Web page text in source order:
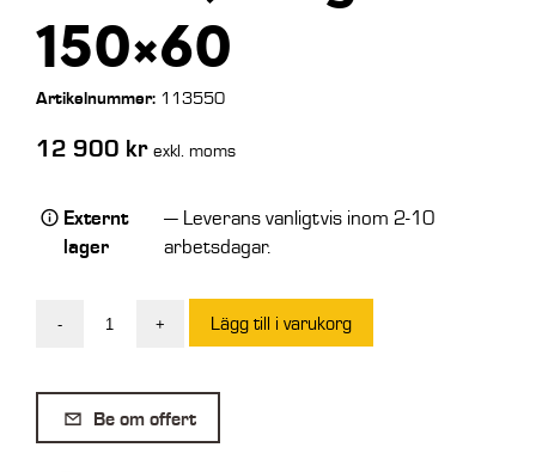
150×60
Artikelnummer:113550
12 900 kr exkl. moms
Externt
lager
— Leverans vanligtvis inom 2-10
arbetsdagar.
-
Förlängningsgaffel
ton
3,5
+ Lägg till i varukorg
Be om offert